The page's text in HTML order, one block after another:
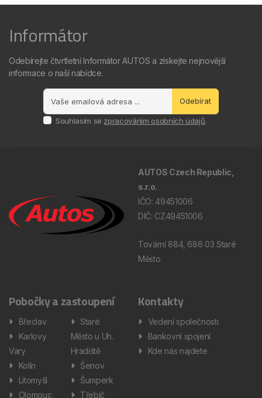
Informátor
Odebírejte čtvrtletní Informátor AUTOS a získejte nejnovější
informace o naší nabídce.
Odebírat
Souhlasím se zpracováním osobních údajů.
AUTOS Czech Republic,
s.r.o.
IČO: 49451006
DIČ: CZ49451006
Tovární 884, 686 03 Staré
Město
Pobočky a zastoupení
Břeclav
Karlovy
Vary
Kolín
Litomyšl
Olomouc
Staré
Město u Uh.
Hradiště
Šenov
Šumperk
Třebíč
Kontakty
Vedení společnosti
Bankovní spojení
Kde nás najdete